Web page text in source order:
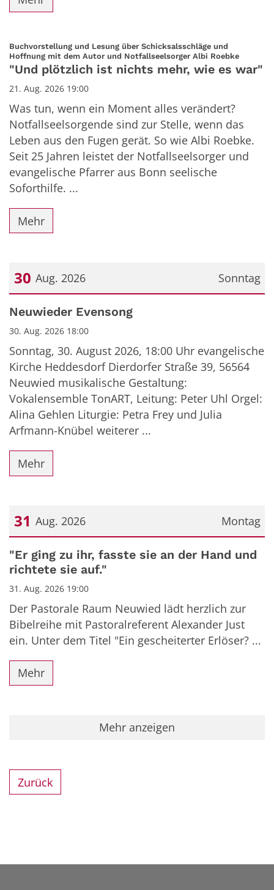
Buchvorstellung und Lesung über Schicksalsschläge und
Hoffnung mit dem Autor und Notfallseelsorger Albi Roebke:
"Und plötzlich ist nichts mehr, wie es war"
21. Aug. 2026 19:00
Was tun, wenn ein Moment alles verändert?
Notfallseelsorgende sind zur Stelle, wenn das
Leben aus den Fugen gerät. So wie Albi Roebke.
Seit 25 Jahren leistet der Notfallseelsorger und
evangelische Pfarrer aus Bonn seelische
Soforthilfe. ...
Mehr
Sonntag
30 Aug. 2026
Datum: 30. August 2026
Neuwieder Evensong
30. Aug. 2026 18:00
Sonntag, 30. August 2026, 18:00 Uhr evangelische
Kirche Heddesdorf Dierdorfer Straße 39, 56564
Neuwied musikalische Gestaltung:
Vokalensemble TonART, Leitung: Peter Uhl Orgel:
Alina Gehlen Liturgie: Petra Frey und Julia
Arfmann-Knübel weiterer ...
Mehr
Montag
31 Aug. 2026
Datum: 31. August 2026
"Er ging zu ihr, fasste sie an der Hand und
richtete sie auf."
31. Aug. 2026 19:00
Der Pastorale Raum Neuwied lädt herzlich zur
Bibelreihe mit Pastoralreferent Alexander Just
ein. Unter dem Titel "Ein gescheiterter Erlöser? ...
Mehr
Mehr anzeigen
Zurück